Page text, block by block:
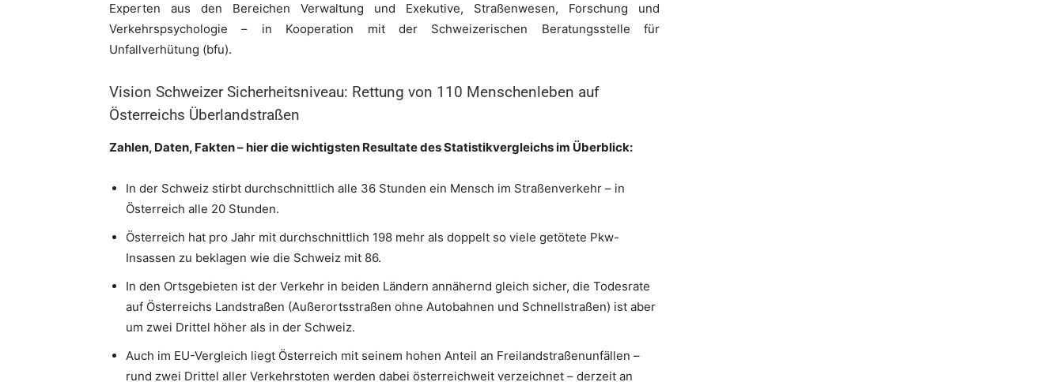
Experten aus den Bereichen Verwaltung und Exekutive, Straßenwesen, Forschung und
Verkehrspsychologie – in Kooperation mit der Schweizerischen Beratungsstelle für
Unfallverhütung (bfu).
Vision Schweizer Sicherheitsniveau: Rettung von 110 Menschenleben auf
Österreichs Überlandstraßen
Zahlen, Daten, Fakten – hier die wichtigsten Resultate des Statistikvergleichs im Überblick:
In der Schweiz stirbt durchschnittlich alle 36 Stunden ein Mensch im Straßenverkehr – in
Österreich alle 20 Stunden.
Österreich hat pro Jahr mit durchschnittlich 198 mehr als doppelt so viele getötete Pkw-
Insassen zu beklagen wie die Schweiz mit 86.
In den Ortsgebieten ist der Verkehr in beiden Ländern annähernd gleich sicher, die Todesrate
auf Österreichs Landstraßen (Außerortsstraßen ohne Autobahnen und Schnellstraßen) ist aber
um zwei Drittel höher als in der Schweiz.
Auch im EU-Vergleich liegt Österreich mit seinem hohen Anteil an Freilandstraßenunfällen –
rund zwei Drittel aller Verkehrstoten werden dabei österreichweit verzeichnet – derzeit an